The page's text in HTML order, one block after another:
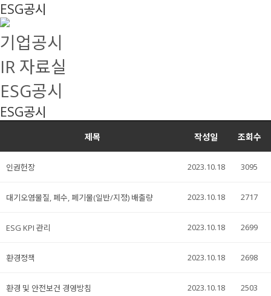
ESG공시
기업공시
IR 자료실
ESG공시
ESG공시
제목 작성일 조회수
인권헌장 2023.10.18 3095
대기오염물질, 폐수, 폐기물(일반/지정) 배출량 2023.10.18 2717
ESG KPI 관리 2023.10.18 2699
환경정책 2023.10.18 2698
환경 및 안전보건 경영방침 2023.10.18 2503